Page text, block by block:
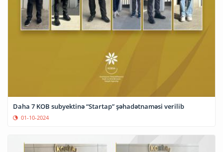
Daha 7 KOB subyektinə “Startap” şəhadətnaməsi verilib
01-10-2024